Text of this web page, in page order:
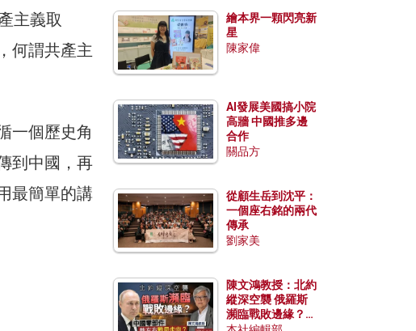
主義取
何謂共產主
一個歷史角
到中國，再
最簡單的講
繪本界一顆閃亮新
星
陳家偉
AI發展美國搞小院
高牆 中國推多邊
合作
關品方
從顧生岳到沈平：
一個座右銘的兩代
傳承
劉家美
陳文鴻教授：北約
縱深空襲 俄羅斯
瀕臨戰敗邊緣？中